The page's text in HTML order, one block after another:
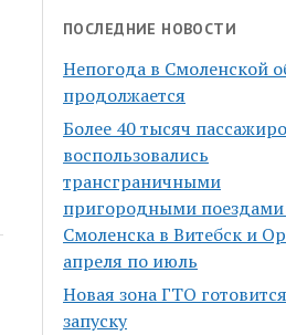
ПОСЛЕДНИЕ НОВОСТИ
Непогода в Смоленской
продолжается
Более 40 тысяч
воспользовались
трансграничными
пригородными поездами
Смоленска в Витебск и
апреля по июль
Новая зона ГТО
запуску